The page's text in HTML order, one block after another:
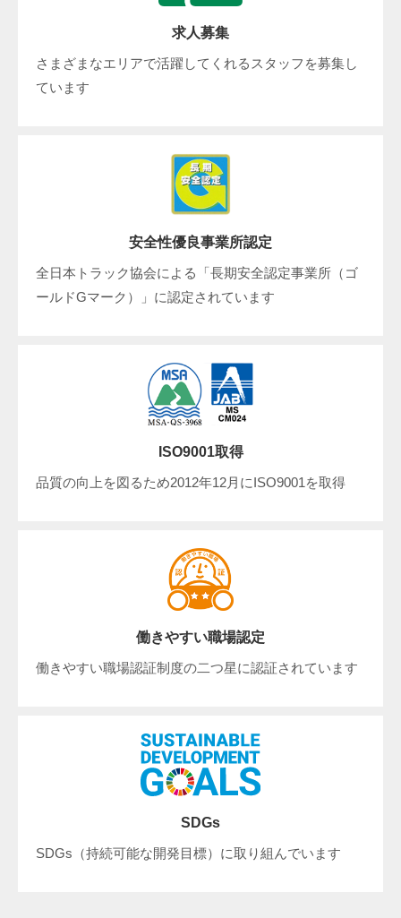
求人募集
さまざまなエリアで活躍してくれるスタッフを募集し
ています
安全性優良事業所認定
全日本トラック協会による「長期安全認定事業所（ゴ
ールドGマーク）」に認定されています
ISO9001取得
品質の向上を図るため2012年12月にISO9001を取得
働きやすい職場認定
働きやすい職場認証制度の二つ星に認証されています
SDGs
SDGs（持続可能な開発目標）に取り組んでいます